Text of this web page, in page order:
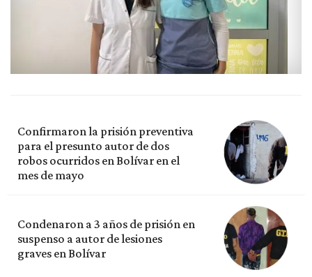
Confirmaron la prisión preventiva
para el presunto autor de dos
robos ocurridos en Bolívar en el
mes de mayo
Condenaron a 3 años de prisión en
suspenso a autor de lesiones
graves en Bolívar